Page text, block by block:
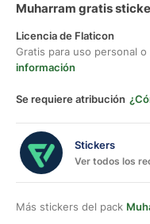
Muharram gratis
Licencia de Flaticon
Gratis para uso personal
información
Se requiere atribución
Stickers
Ver todos los
Más stickers del pack